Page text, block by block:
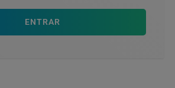
ENTRAR